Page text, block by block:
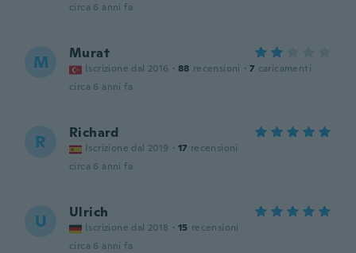
circa 6 anni fa
M Murat
Iscrizione dal 2016 · 88 recensioni · 7 caricamenti
circa 6 anni fa
R Richard
Iscrizione dal 2019 · 17 recensioni
circa 6 anni fa
U Ulrich
Iscrizione dal 2018 · 15 recensioni
circa 6 anni fa